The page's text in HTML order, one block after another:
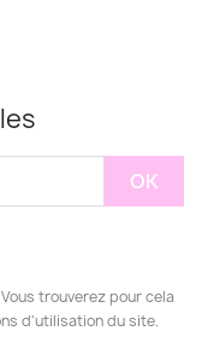
trouverez pour cela
d'utilisation du site.